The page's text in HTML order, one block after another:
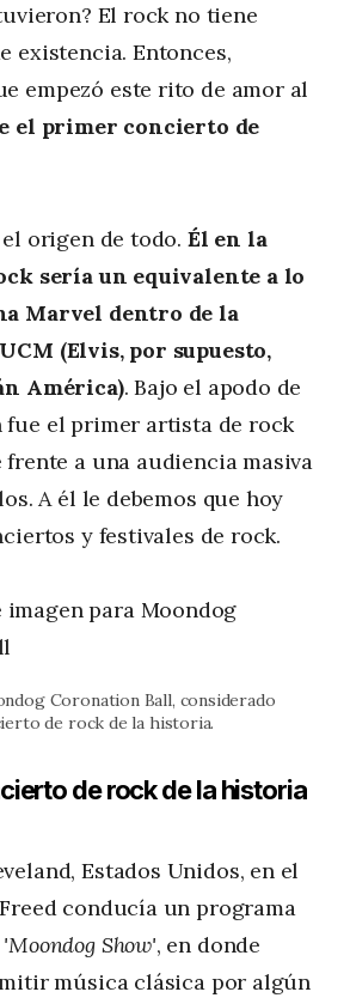
El rock no tiene
existencia. Entonces,
empezó este rito de amor al
el primer concierto de
origen de todo. Él en la
sería un equivalente a lo
Marvel dentro de la
(Elvis, por supuesto,
América). Bajo el apodo de
fue el primer artista de rock
frente a una audiencia masiva
A él le debemos que hoy
y festivales de rock.
Coronation Ball, considerado
de rock de la historia.
de rock de la historia
Estados Unidos, en el
Freed conducía un programa
'Moondog Show', en donde
música clásica por algún